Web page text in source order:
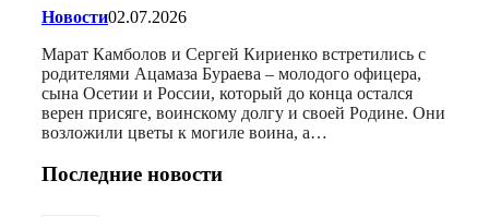
Новости02.07.2026
Марат Камболов и Сергей Кириенко встретились с
родителями Ацамаза Бураева – молодого офицера,
сына Осетии и России, который до конца остался
верен присяге, воинскому долгу и своей Родине. Они
возложили цветы к могиле воина, а…
Последние новости